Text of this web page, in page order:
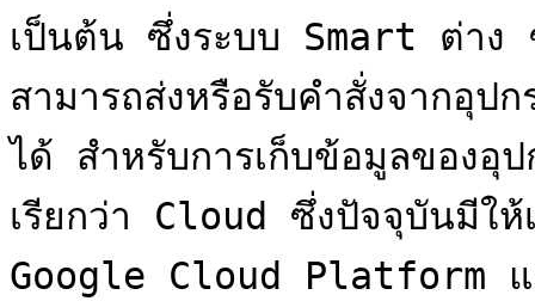
เป็นต้น ซึ่งระบบ Smart ต่าง
สามารถส่งหรือรับคำสั่งจากอุป
ได้ สำหรับการเก็บข้อมูลของ
เรียกว่า Cloud ซึ่งปัจจุบันมีให้
Google Cloud Platform